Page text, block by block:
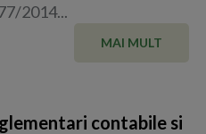
2014...
MAI MULT
contabile si